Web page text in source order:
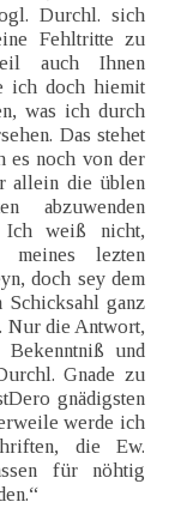
Durchl. sich
Fehltritte zu
auch Ihnen
ich doch hiemit
was ich durch
Das stehet
es noch von der
allein die üblen
abzuwenden
Ich weiß nicht,
lezten
doch sey dem
ganz
Nur die Antwort,
und
Gnade zu
gnädigsten
werde ich
die Ew.
für nöhtig